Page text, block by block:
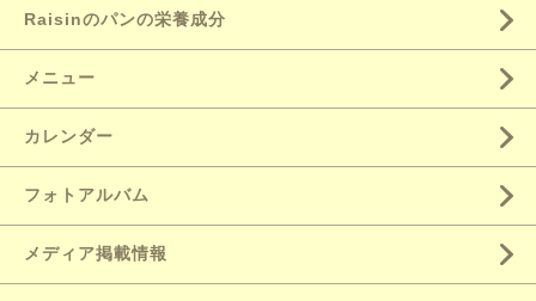
Raisinのパンの栄養成分
メニュー
カレンダー
フォトアルバム
メディア掲載情報